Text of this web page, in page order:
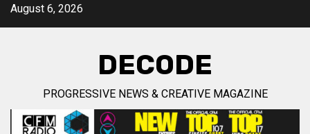
SkipAugust 6, 2026
DECODE
PROGRESSIVE NEWS & CREATIVE MAGAZINE